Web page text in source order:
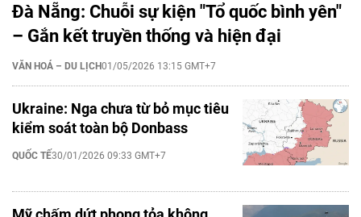
Đà Nẵng: Chuỗi sự kiện "Tổ quốc bình yên"
– Gắn kết truyền thống và hiện đại
VĂN HOÁ – DU LỊCH01/05/2026 13:15 GMT+7
Ukraine: Nga chưa từ bỏ mục tiêu
kiểm soát toàn bộ Donbass
QUỐC TẾ30/01/2026 09:33 GMT+7